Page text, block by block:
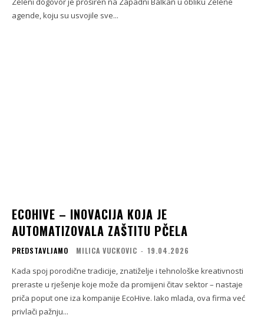
agende, koju su usvojile sve...
ECOHIVE – INOVACIJA KOJA JE
AUTOMATIZOVALA ZAŠTITU PČELA
PREDSTAVLJAMO MILICA VUCKOVIC - 19.04.2026
Kada spoj porodične tradicije, znatiželje i tehnološke kreativnosti
preraste u rješenje koje može da promijeni čitav sektor – nastaje
priča poput one iza kompanije EcoHive. Iako mlada, ova firma već
privlači pažnju...